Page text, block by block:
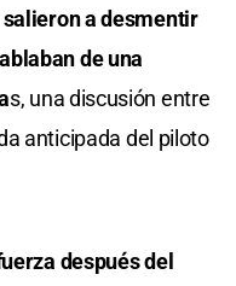
salieron a desmentir
de una
s, una discusión entre
anticipada del piloto
después del